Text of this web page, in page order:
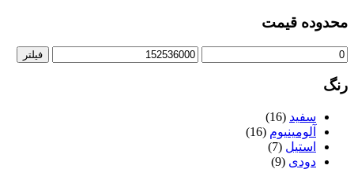
محدوده قیمت
فیلتر
رنگ
سفید (16)
آلومینیوم (16)
استیل (7)
دودی (9)